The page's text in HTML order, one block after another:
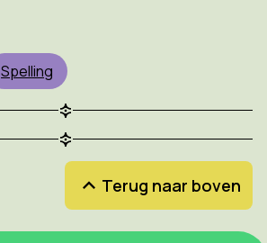
Spelling
Terug naar boven